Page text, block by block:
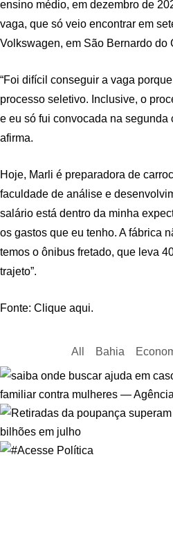
ensino médio, em dezembro de
vaga, que só veio encontrar em
Volkswagen, em São Bernardo do
“Foi difícil conseguir a vaga
processo seletivo. Inclusive, o
e eu só fui convocada na segunda
afirma.
Hoje, Marli é preparadora de
faculdade de análise e
salário está dentro da minha
os gastos que eu tenho. A fábrica
temos o ônibus fretado, que leva
trajeto”.
Fonte: Clique aqui.
All Bahia